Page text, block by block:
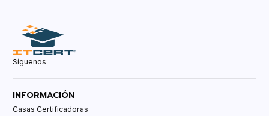
Síguenos
INFORMACIÓN
Casas Certificadoras